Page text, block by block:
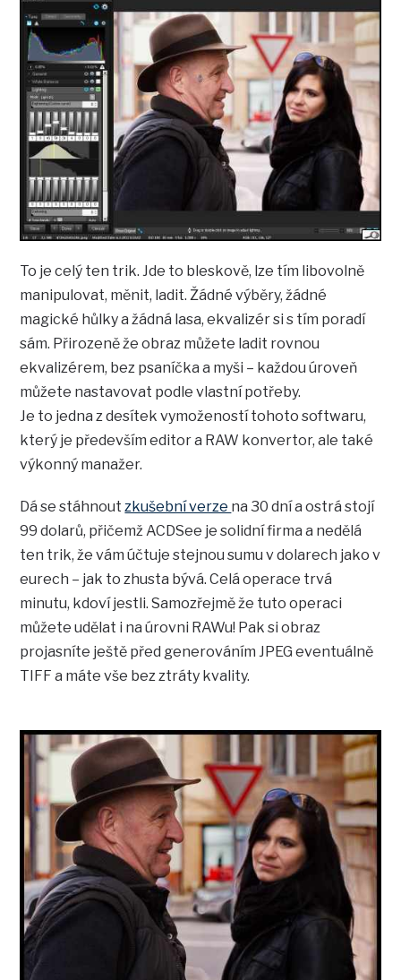
To je celý ten trik. Jde to bleskově, lze tím libovolně
manipulovat, měnit, ladit. Žádné výběry, žádné
magické hůlky a žádná lasa, ekvalizér si s tím poradí
sám. Přirozeně že obraz můžete ladit rovnou
ekvalizérem, bez psaníčka a myši – každou úroveň
můžete nastavovat podle vlastní potřeby.
Je to jedna z desítek vymožeností tohoto softwaru,
který je především editor a RAW konvertor, ale také
výkonný manažer.
Dá se stáhnoutzkušební verze na 30 dní a ostrá stojí
99 dolarů, přičemž ACDSee je solidní firma a nedělá
ten trik, že vám účtuje stejnou sumu v dolarech jako v
eurech – jak to zhusta bývá. Celá operace trvá
minutu, kdoví jestli. Samozřejmě že tuto operaci
můžete udělat i na úrovni RAWu! Pak si obraz
projasníte ještě před generováním JPEG eventuálně
TIFF a máte vše bez ztráty kvality.